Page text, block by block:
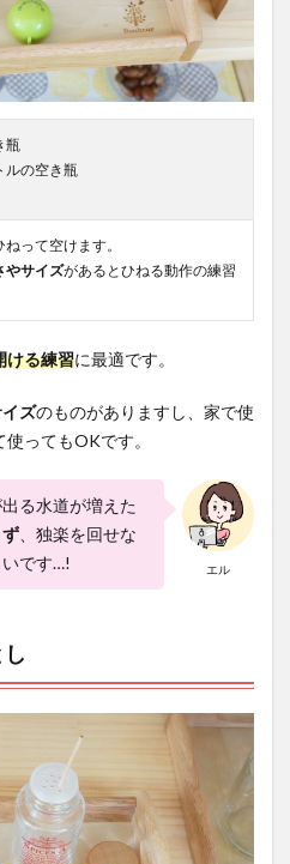
瓶
ルの空き瓶
ねって空けます。
やサイズがあるとひねる動作の練習
ける練習に最適です。
ズのものがありますし、家で使
ってもOKです。
エル
る水道が増えた
、独楽を回せな
です…!